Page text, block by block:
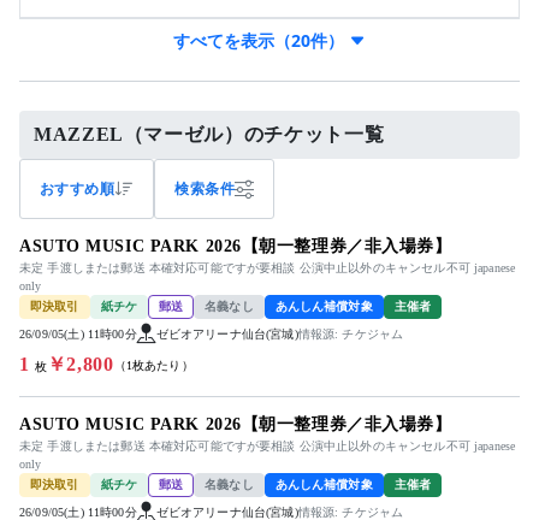
すべてを表示（20件）
MAZZEL（マーゼル）のチケット一覧
おすすめ順 検索条件
ASUTO MUSIC PARK 2026【朝一整理券／非入場券】
未定 手渡しまたは郵送 本確対応可能ですが要相談 公演中止以外のキャンセル不可 japanese
only
即決取引
紙チケ 郵送 名義なし あんしん補償対象 主催者
26/09/05(土) 11時00分 ゼビオアリーナ仙台(宮城)情報源: チケジャム
1 枚￥2,800 （1枚あたり）
ASUTO MUSIC PARK 2026【朝一整理券／非入場券】
未定 手渡しまたは郵送 本確対応可能ですが要相談 公演中止以外のキャンセル不可 japanese
only
即決取引
紙チケ 郵送 名義なし あんしん補償対象 主催者
26/09/05(土) 11時00分 ゼビオアリーナ仙台(宮城)情報源: チケジャム